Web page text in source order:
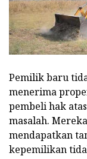
Pemilik baru
menerima
pembeli hak
masalah.
mendapatkan
kepemilikan